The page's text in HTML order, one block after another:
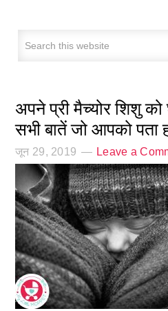
अपने प्री मैच्योर शिशु
सभी बातें जो आपको पता
जून 29, 2019 Leave a